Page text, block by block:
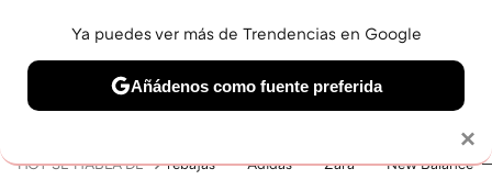
BELLEZA SHOPPING VIAJES GASTRO SNEAKERS
HOY SE HABLA DE rebajas Adidas Zara New Balance
×
Ya puedes ver más de Trendencias en Google
Añádenos como fuente preferida